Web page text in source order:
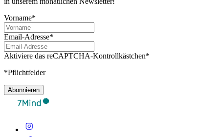
Vorname*
Email-Adresse*
Aktiviere das reCAPTCHA-Kontrollkästchen*
*Pflichtfelder
Abonnieren